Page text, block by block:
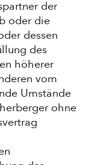
der
oder die
dessen
des
höherer
vom
Umstände
ohne